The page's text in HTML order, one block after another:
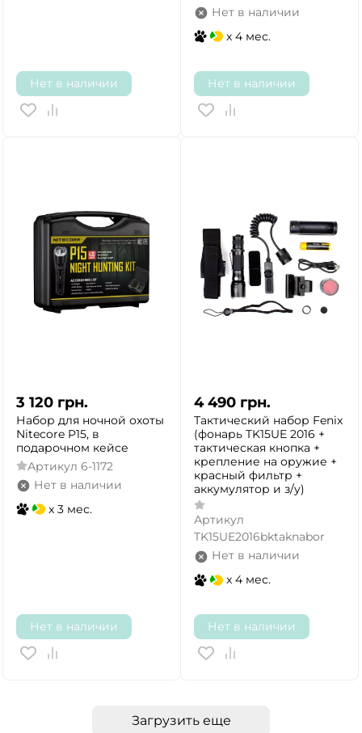
Нет в наличии
Нет в наличии
x 4 мес.
Нет в наличии
3 120 грн.
Набор для ночной охоты
Nitecore P15, в
подарочном кейсе
Артикул 6-1172
Нет в наличии
x 3 мес.
Нет в наличии
4 490 грн.
Тактический набор Fenix
(фонарь TK15UE 2016 +
тактическая кнопка +
крепление на оружие +
красный фильтр +
аккумулятор и з/у)
Артикул
TK15UE2016bktaknabor
Нет в наличии
x 4 мес.
Нет в наличии
Загрузить еще